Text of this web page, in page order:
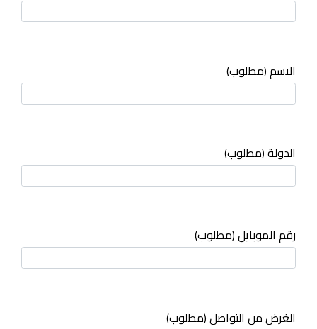
الاسم (مطلوب)
الدولة (مطلوب)
رقم الموبايل (مطلوب)
(مطلوب) الغرض من التواصل